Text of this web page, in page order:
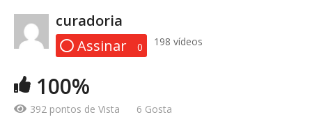
a janela e o vento
curadoria
Assinar
0 198 vídeos
100%
392 pontos de Vista 6 Gosta